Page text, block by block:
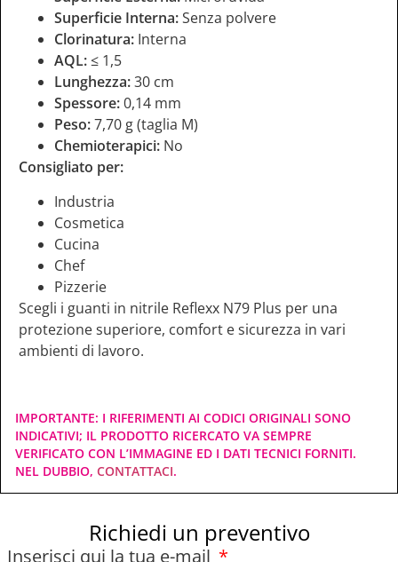
Superficie Interna:Senza polvere
Clorinatura: Interna
AQL:≤ 1,5
Lunghezza:30 cm
Spessore:0,14 mm
Peso:7,70 g (taglia M)
Chemioterapici: No
Consigliato per:
Industria
Cosmetica
Cucina
Chef
Pizzerie
Scegli i guanti in nitrile Reflexx N79 Plus per una
protezione superiore, comfort e sicurezza in vari
ambienti di lavoro.
IMPORTANTE: I RIFERIMENTI AI CODICI ORIGINALI SONO
INDICATIVI; IL PRODOTTO RICERCATO VA SEMPRE
VERIFICATO CON L’IMMAGINE ED I DATI TECNICI FORNITI.
NEL DUBBIO, CONTATTACI.
Richiedi un preventivo
Inserisci qui la tua e-mail